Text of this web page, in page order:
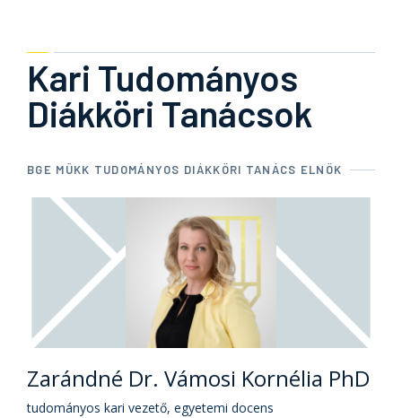
Kari Tudományos
Diákköri Tanácsok
BGE MÜKK TUDOMÁNYOS DIÁKKÖRI TANÁCS ELNÖK
Zarándné Dr. Vámosi Kornélia PhD
tudományos kari vezető, egyetemi docens